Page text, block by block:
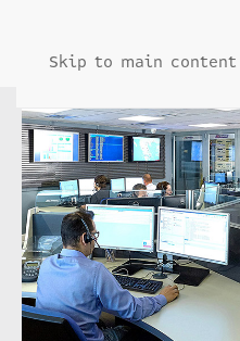
Skip to main content